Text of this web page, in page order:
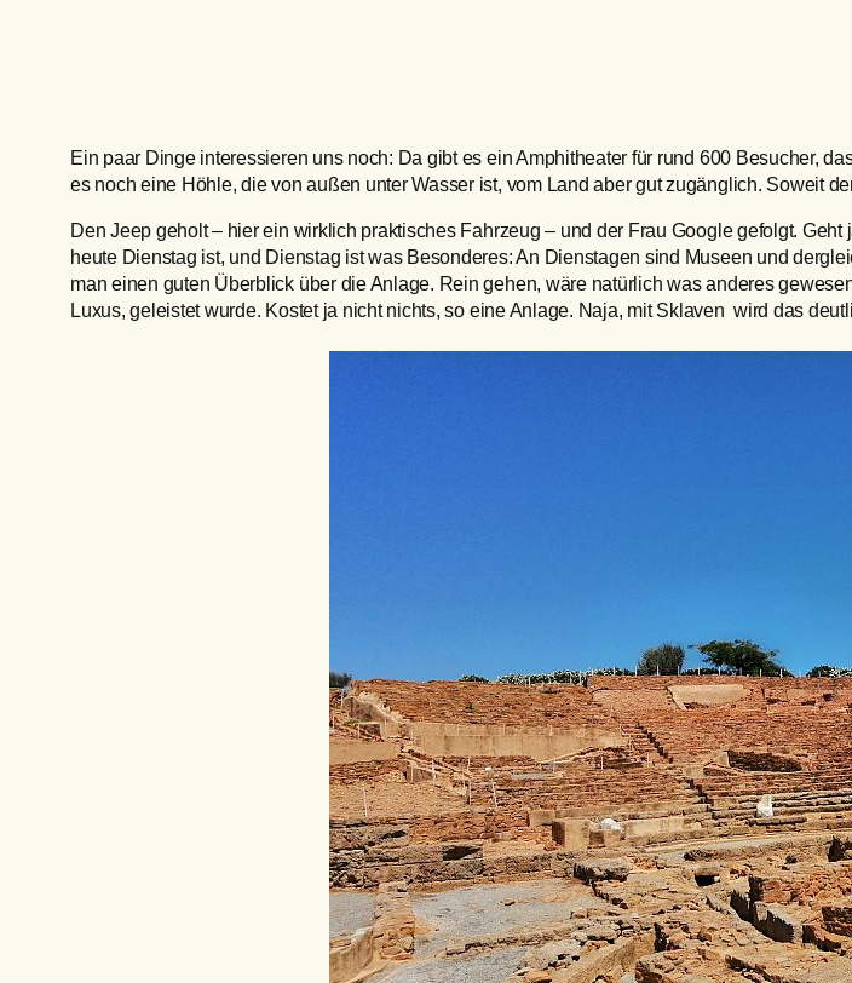
Ein paar Dinge interessieren uns noch: Da gibt es ein Amphitheater für rund 600 Besucher,
es noch eine Höhle, die von außen unter Wasser ist, vom Land aber gut zugänglich. Soweit
Den Jeep geholt – hier ein wirklich praktisches Fahrzeug – und der Frau Google gefolgt.
heute Dienstag ist, und Dienstag ist was Besonderes: An Dienstagen sind Museen und
man einen guten Überblick über die Anlage. Rein gehen, wäre natürlich was anderes
Luxus, geleistet wurde. Kostet ja nicht nichts, so eine Anlage. Naja, mit Sklaven wird das